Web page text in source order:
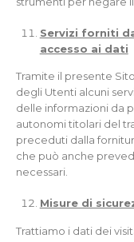
Servizi forniti
accesso ai dati
Tramite il presente
degli Utenti alcuni
delle informazioni da
autonomi titolari del
preceduti dalla
che può anche
necessari.
Misure di
Trattiamo i dati dei